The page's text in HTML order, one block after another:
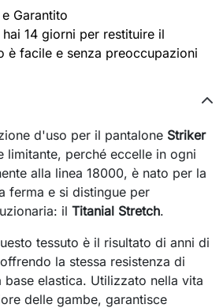
Garantito
14 giorni per restituire il
è facile e senza preoccupazioni
d'uso per il pantalone Striker
limitante, perché eccelle in ogni
alla linea 18000, è nato per la
ferma e si distingue per
il Titanial Stretch.
tessuto è il risultato di anni di
la stessa resistenza di
base elastica. Utilizzato nella vita
delle gambe, garantisce